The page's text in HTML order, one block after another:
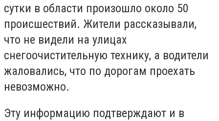
сутки в области произошло около 50
происшествий. Жители рассказывали,
что не видели на улицах
снегоочистительную технику, а водители
жаловались, что по дорогам проехать
невозможно.
Эту информацию подтверждают и в